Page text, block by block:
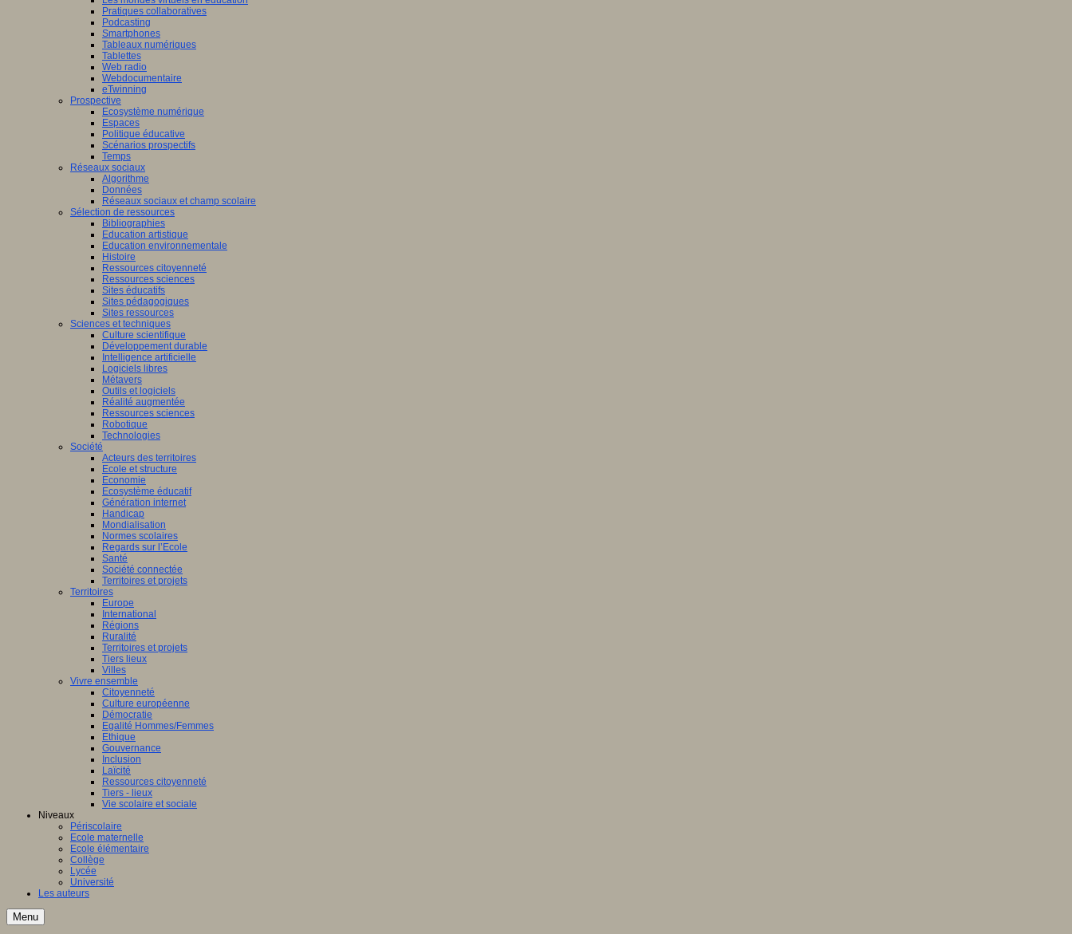
Pratiques collaboratives
Podcasting
Smartphones
Tableaux numériques
Tablettes
Web radio
Webdocumentaire
eTwinning
Prospective
Ecosystème numérique
Espaces
Politique éducative
Scénarios prospectifs
Temps
Réseaux sociaux
Algorithme
Données
Réseaux sociaux et champ scolaire
Sélection de ressources
Bibliographies
Education artistique
Education environnementale
Histoire
Ressources citoyenneté
Ressources sciences
Sites éducatifs
Sites pédagogiques
Sites ressources
Sciences et techniques
Culture scientifique
Développement durable
Intelligence artificielle
Logiciels libres
Métavers
Outils et logiciels
Réalité augmentée
Ressources sciences
Robotique
Technologies
Société
Acteurs des territoires
Ecole et structure
Economie
Ecosystème éducatif
Génération internet
Handicap
Mondialisation
Normes scolaires
Regards sur l’Ecole
Santé
Société connectée
Territoires et projets
Territoires
Europe
International
Régions
Ruralité
Territoires et projets
Tiers lieux
Villes
Vivre ensemble
Citoyenneté
Culture européenne
Démocratie
Egalité Hommes/Femmes
Ethique
Gouvernance
Inclusion
Laïcité
Ressources citoyenneté
Tiers - lieux
Vie scolaire et sociale
Niveaux
Périscolaire
Ecole maternelle
Ecole élémentaire
Collège
Lycée
Université
Les auteurs
Menu